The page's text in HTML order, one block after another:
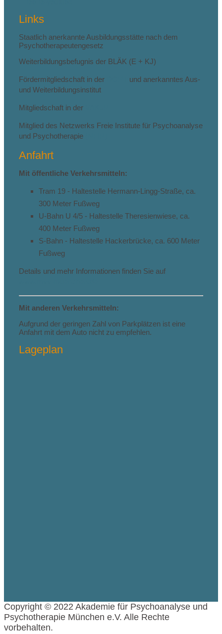
Links
Staatlich anerkannte Ausbildungsstätte nach dem
Psychotherapeutengesetz
Weiterbildungsbefugnis der BLÄK (E + KJ)
Fördermitgliedschaft in der
und anerkanntes Aus-
und Weiterbildungsinstitut
Mitgliedschaft in der
Mitglied des Netzwerks Freie Institute für Psychoanalyse
und Psychotherapie
Anfahrt
Mit öffentliche Verkehrsmitteln:
Tram 19 - Haltestelle Hermann-Lingg-Straße, ca.
300 Meter Fußweg
U-Bahn U 4/5 - Haltestelle Theresienwiese, ca.
400 Meter Fußweg
S-Bahn - Haltestelle Hackerbrücke, ca. 600 Meter
Fußweg
Details und mehr Informationen finden Sie auf
Mit anderen Verkehrsmitteln:
Aufgrund der geringen Zahl von Parkplätzen ist eine
Anfahrt mit dem Auto nicht zu empfehlen.
Lageplan
Copyright © 2022 Akademie für Psychoanalyse und
Psychotherapie München e.V. Alle Rechte
vorbehalten.